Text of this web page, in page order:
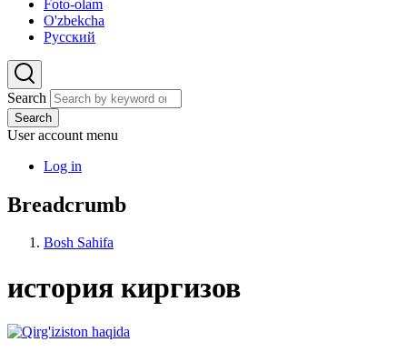
Foto-olam
O'zbekcha
Русский
Search
Search
User account menu
Log in
Breadcrumb
Bosh Sahifa
история киргизов